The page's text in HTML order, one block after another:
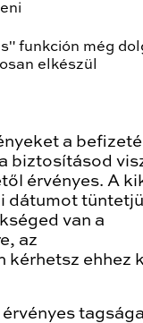
funkción még
elkészül
a
biztosításod
érvényes. A
dátumot
van a
az
kérhetsz ehhez